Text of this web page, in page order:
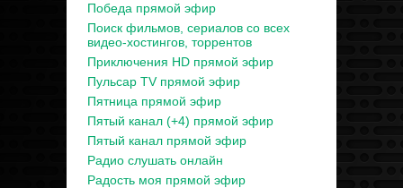
Победа прямой эфир
Поиск фильмов, сериалов со всех
видео-хостингов, торрентов
Приключения HD прямой эфир
Пульсар TV прямой эфир
Пятница прямой эфир
Пятый канал (+4) прямой эфир
Пятый канал прямой эфир
Радио слушать онлайн
Радость моя прямой эфир